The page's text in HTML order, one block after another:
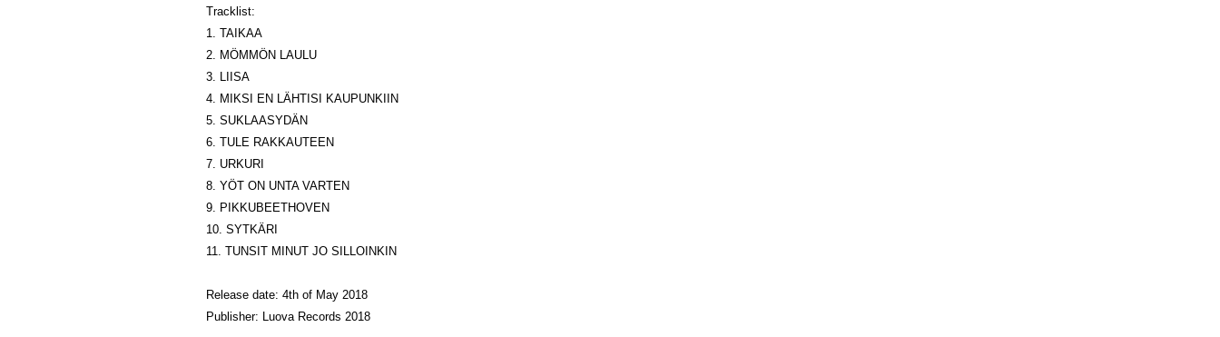
Tracklist:
1. TAIKAA
2. MÖMMÖN LAULU
3. LIISA
4. MIKSI EN LÄHTISI KAUPUNKIIN
5. SUKLAASYDÄN
6. TULE RAKKAUTEEN
7. URKURI
8. YÖT ON UNTA VARTEN
9. PIKKUBEETHOVEN
10. SYTKÄRI
11. TUNSIT MINUT JO SILLOINKIN
​​​​​​​Release date: 4th of May 2018
Publisher: Luova Records 2018